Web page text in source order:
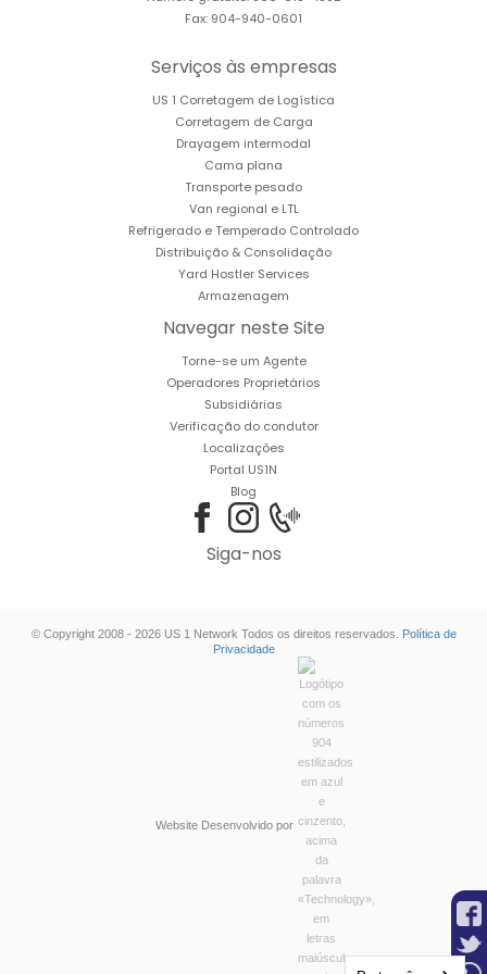
Fax: 904-940-0601
Serviços às empresas
US 1 Corretagem de Logística
Corretagem de Carga
Drayagem intermodal
Cama plana
Transporte pesado
Van regional e LTL
Refrigerado e Temperado Controlado
Distribuição & Consolidação
Yard Hostler Services
Armazenagem
Navegar neste Site
Torne-se um Agente
Operadores Proprietários
Subsidiárias
Verificação do condutor
Localizações
Portal US1N
Blog
Siga-nos
© Copyright 2008 - 2026 US 1 Network Todos os direitos reservados.
Política de
Privacidade
Website Desenvolvido por